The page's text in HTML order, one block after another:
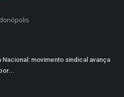
Nacional: movimento sindical avança